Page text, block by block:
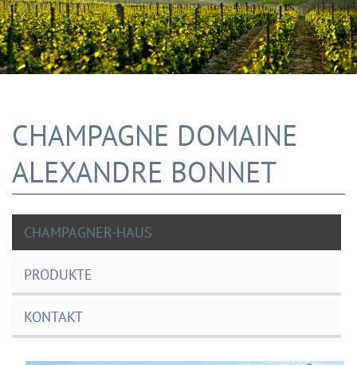
CHAMPAGNE DOMAINE
ALEXANDRE BONNET
CHAMPAGNER-HAUS
PRODUKTE
KONTAKT